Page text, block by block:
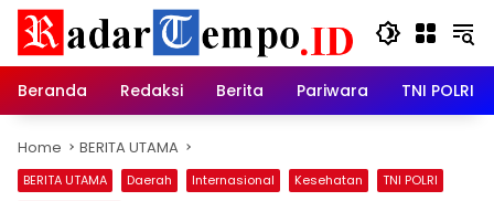
Skip
content
Beranda
Redaksi Berita Pariwara TNI POLRI
Home BERITA UTAMA
BERITA UTAMA Daerah Internasional Kesehatan
TNI POLRI